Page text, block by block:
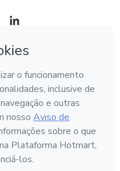
os direitos reservados